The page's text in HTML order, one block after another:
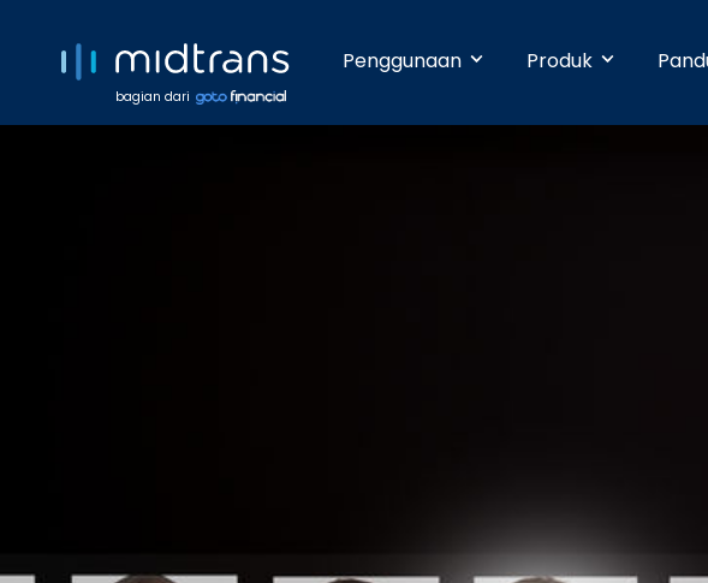
bagian dari
Penggunaan
pembayaran dapat dikelola
Produk
Dengan
Buat
dengan